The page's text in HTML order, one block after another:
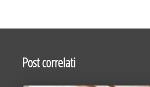
Post correlati